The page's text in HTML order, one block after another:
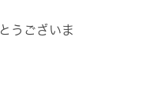
うございま